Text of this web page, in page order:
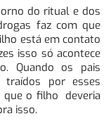
do ritual e dos
faz com que
está em contato
isso só acontece
Quando os pais
traídos por esses
que o filho deveria
isso.